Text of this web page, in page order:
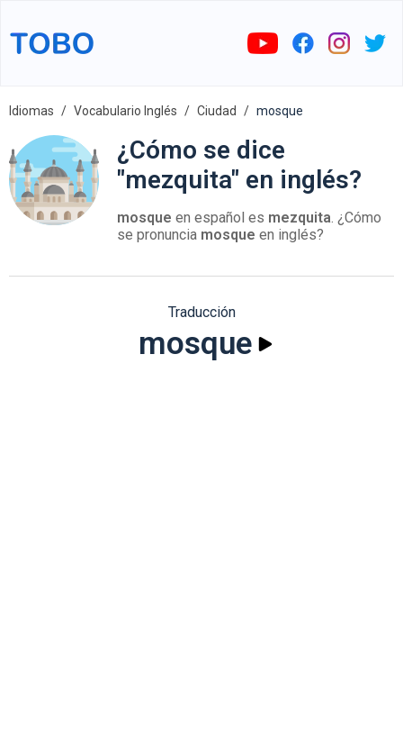
Idiomas Vocabulario Inglés Ciudad mosque
¿Cómo se dice
"mezquita" en inglés?
mosque en español es mezquita. ¿Cómo
se pronuncia mosque en inglés?
Traducción
mosque